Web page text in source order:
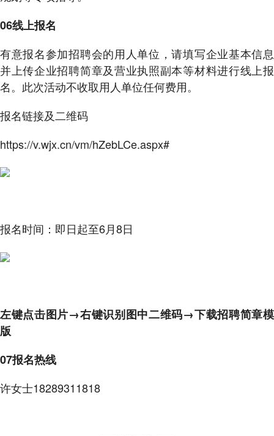
06线上报名
有意报名参加招聘会的用人单位，请填写企业基本信息
并上传企业招聘简章及营业执照副本等材料进行线上报
名。此次活动不收取用人单位任何费用。
报名链接及二维码
https://v.wjx.cn/vm/hZebLCe.aspx#
报名时间：即日起至6月8日
左键点击图片→右键识别图中二维码→下载招聘简章模
版
07报名热线
许女士18289311818